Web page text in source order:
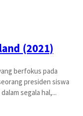
(2021)
berfokus pada
presiden siswa
segala hal,...